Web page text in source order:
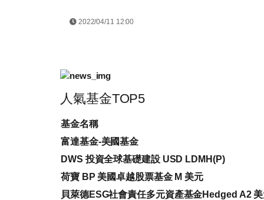
2022/04/11 12:00
人氣基金TOP5
基金名稱
富達基金-美國基金
DWS 投資全球基礎建設 USD LDMH(P)
荷寶 BP 美國卓越股票基金 M 美元
貝萊德ESG社會責任多元資產基金Hedged A2